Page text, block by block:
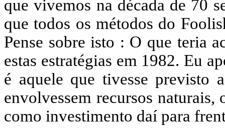
que vivemos na década de 70
que todos os métodos do
Pense sobre isto : O que teria
estas estratégias em 1982. Eu
é aquele que tivesse previsto
envolvessem recursos
como investimento daí para